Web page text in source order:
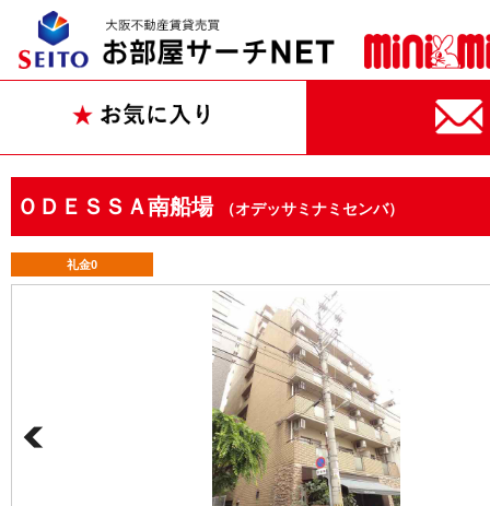
ＯＤＥＳＳＡ南船場 （オデッサミナミセンバ）
礼金0